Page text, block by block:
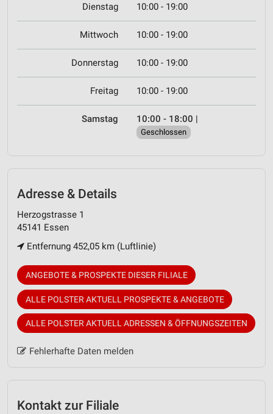
Dienstag 10:00 - 19:00
Mittwoch 10:00 - 19:00
Donnerstag 10:00 - 19:00
Freitag 10:00 - 19:00
Samstag 10:00 - 18:00 |
Geschlossen
Adresse & Details
Herzogstrasse 1
45141 Essen
Entfernung 452,05 km (Luftlinie)
ANGEBOTE & PROSPEKTE DIESER FILIALE
ALLE POLSTER AKTUELL PROSPEKTE & ANGEBOTE
ALLE POLSTER AKTUELL ADRESSEN & ÖFFNUNGSZEITEN
Fehlerhafte Daten melden
Kontakt zur Filiale